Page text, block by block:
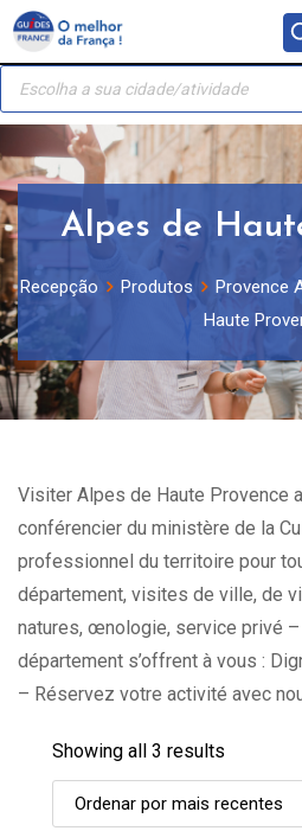
Painel de Gerenciamento de
Skip
content
Recherche
produits
Alpes de
Recepção Produtos Provence
Haute
Visiter Alpes de Haute Provence
conférencier du ministère de la
professionnel du territoire pour
département, visites de ville, de
natures, œnologie, service privé
département s’offrent à vous :
– Réservez votre activité avec
Showing all 3 results